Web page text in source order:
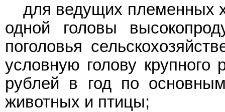
для ведущих племенных
одной головы
поголовья
условную голову крупного
рублей в год по
животных и птицы;